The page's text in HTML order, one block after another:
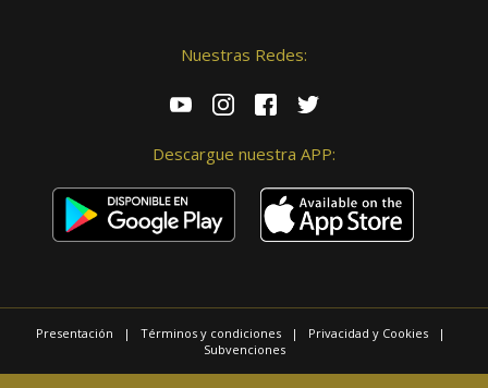
Nuestras Redes:
Descargue nuestra APP:
Presentación | Términos y condiciones | Privacidad y Cookies |
Subvenciones